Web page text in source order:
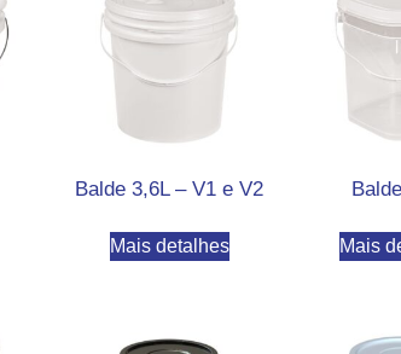
Balde 3,6L – V1 e V2
Mais detalhes Mais